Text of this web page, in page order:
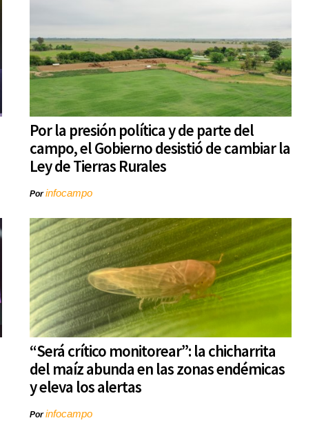
Por la presión política y de parte del
campo, el Gobierno desistió de cambiar la
Ley de Tierras Rurales
Porinfocampo
“Será crítico monitorear”: la chicharrita
del maíz abunda en las zonas endémicas
y eleva los alertas
Porinfocampo